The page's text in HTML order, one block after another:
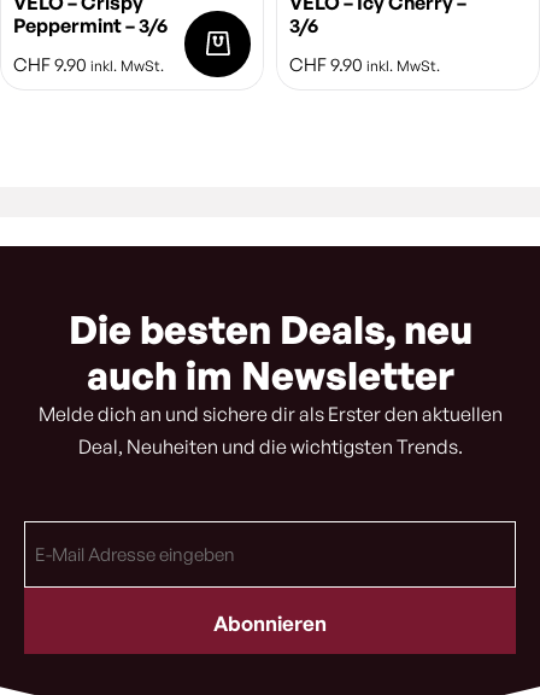
Peppermint – 3/6
CHF9.90 inkl. MwSt.
3/6
CHF9.90 inkl. MwSt.
Die besten Deals, neu
auch im Newsletter
Melde dich an und sichere dir als Erster den aktuellen
Deal, Neuheiten und die wichtigsten Trends.
Mail